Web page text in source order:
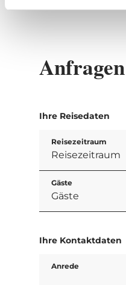
Anfragen
Ihre Reisedaten
Reisezeitraum
Gäste
Ihre Kontaktdaten
Anrede